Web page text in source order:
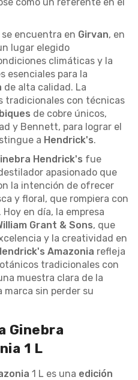
se encuentra en Girvan, en
lugar elegido
climáticas y la
esenciales para la
de alta calidad. La
tradicionales con técnicas
de cobre únicos,
y Bennett, para lograr el
a Hendrick's.
inebra Hendrick's fue
apasionado que
la intención de ofrecer
y floral, que rompiera con
en día, la empresa
Grant & Sons, que
y la creatividad en
Amazonia refleja
tradicionales con
muestra clara de la
marca sin perder su
Ginebra
1 L
1 L es una edición